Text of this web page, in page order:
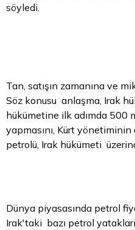
söyledi.
Tan, satışın zamanına ve
Söz konusu anlaşma, Irak
hükümetine ilk adımda 500
yapmasını, Kürt
petrolü, Irak hükümeti
Dünya piyasasında petrol
Irak'taki bazı petrol